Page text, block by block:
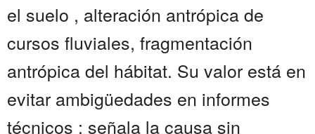
el suelo , alteración antrópica de
cursos fluviales, fragmentación
antrópica del hábitat. Su valor está en
evitar ambigüedades en informes
técnicos : señala la causa sin